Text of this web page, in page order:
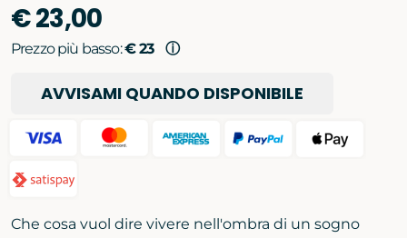
€ 23,00
Prezzo più basso:€ 23 ⓘ
AVVISAMI QUANDO DISPONIBILE
Che cosa vuol dire vivere nell'ombra di un sogno